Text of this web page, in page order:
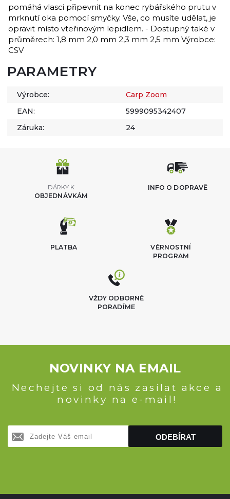
pomáhá vlasci připevnit na konec rybářského prutu v
mrknutí oka pomocí smyčky. Vše, co musíte udělat, je
opravit místo vteřinovým lepidlem. - Dostupný také v
průměrech: 1,8 mm 2,0 mm 2,3 mm 2,5 mm Výrobce:
CSV
PARAMETRY
Výrobce:
Carp Zoom
EAN:
5999095342407
Záruka:
24
DÁRKY K
OBJEDNÁVKÁM
INFO O DOPRAVĚ
VĚRNOSTNÍ
PROGRAM
PLATBA
VŽDY ODBORNĚ
PORADÍME
NOVINKY NA EMAIL
Nechejte si od nás zasílat akce a
novinky na e-mail!
ODEBÍRAT